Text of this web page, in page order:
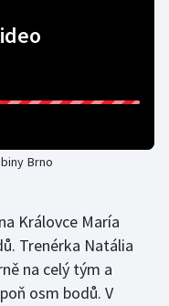
Brno
Královce María
Trenérka Natália
na celý tým a
osm bodů. V